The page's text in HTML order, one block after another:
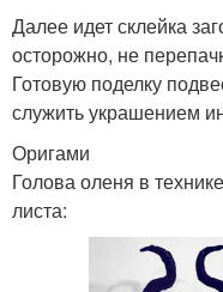
Далее идет склейка
осторожно, не
Готовую поделку
служить украшением
Оригами
Голова оленя в
листа: